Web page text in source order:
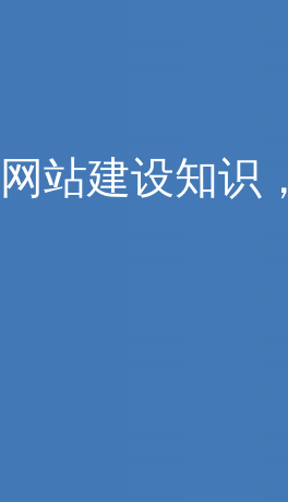
网站建设知识 ，